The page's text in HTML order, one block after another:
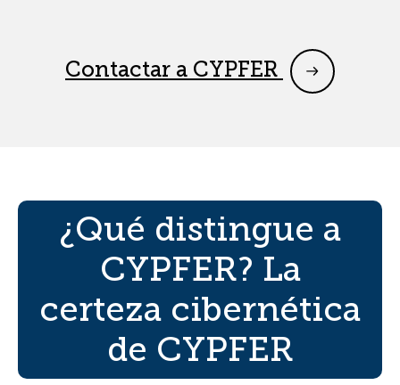
Contactar a CYPFER
¿Qué distingue a
CYPFER? La
certeza cibernética
de CYPFER